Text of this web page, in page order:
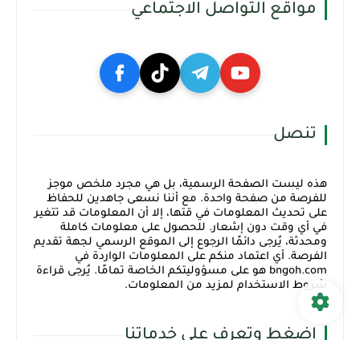
مواقع التواصل الاجتماعي
تنصل
هذه ليست الصفحة الرسمية، بل هي مجرد ملخص موجز
للفرصة من صفحة واحدة. مع أننا نسعى جاهدين للحفاظ
على تحديث المعلومات في قتها، إلا أن المعلومات قد تتغير
في أي وقت دون إشعار. للحصول على معلومات كاملة
ومحدثة، يُرجى دائمًا الرجوع إلى الموقع الرسمي لجهة تقديم
الفرصة. أي اعتماد منكم على المعلومات الواردة في
bngoh.com هو على مسؤوليتكم الخاصة تمامًا. يُرجى قراءة
شروط الاستخدام لمزيد من المعلومات.
اضغط وتعرف على خدماتنا